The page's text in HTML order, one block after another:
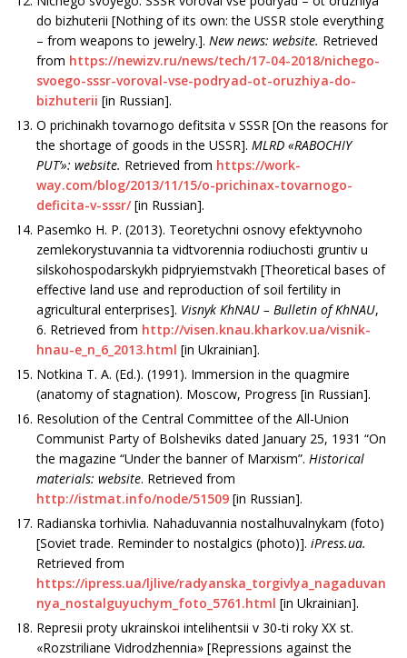
do bizhuterii [Nothing of its own: the USSR stole everything
– from weapons to jewelry.]. New news: website. Retrieved
from https://newizv.ru/news/tech/17-04-2018/nichego-
svoego-sssr-voroval-vse-podryad-ot-oruzhiya-do-
bizhuterii [in Russian].
O prichinakh tovarnogo defitsita v SSSR [On the reasons for
the shortage of goods in the USSR]. MLRD «RABOCHIY
PUT’»: website. Retrieved from https://work-
way.com/blog/2013/11/15/o-prichinax-tovarnogo-
deficita-v-sssr/[in Russian].
Pasemko H. P. (2013). Teoretychni osnovy efek­tyvnoho
zemlekorystuvannia ta vidtvorennia rodiuchosti gruntiv u
silskohospodarskykh pidpryiemstvakh [Theoretical bases of
effective land use and reproduction of soil fertility in
agricultural enterprises]. Visnyk KhNAU – Bulletin of KhNAU,
6. Retrieved from http://visen.knau.kharkov.ua/visnik-
hnau-e_n_6_2013.html [in Ukrainian].
Notkina T. A. (Ed.). (1991). Immersion in the quagmire
(anatomy of stagnation). Moscow, Progress [in Russian].
Resolution of the Central Committee of the All-Union
Communist Party of Bolsheviks dated January 25, 1931 “On
the magazine “Under the banner of Marxism”. Historical
materials: website. Retrieved from
http://istmat.info/node/51509 [in Russian].
Radianska torhivlia. Nahaduvannia nostalhu­valnykam (foto)
[Soviet trade. Reminder to nostalgics (photo)]. iPress.ua.
Retrieved from
https://ipress.ua/ljlive/radyanska_torgivlya_nagaduvan
nya_nostalguyuchym_foto_5761.html [in Ukrainian].
Represii proty ukrainskoi intelihentsii v 30-ti roky XX st.
«Rozstriliane Vidrodzhennia» [Repressions against the